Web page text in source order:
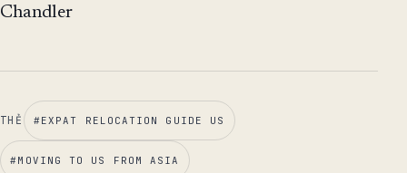
Chandler
THẺ #EXPAT RELOCATION GUIDE US
#MOVING TO US FROM ASIA